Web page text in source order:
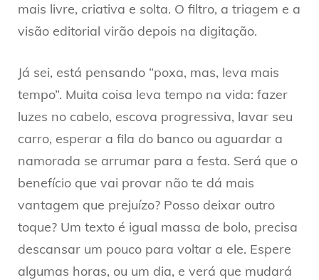
mais livre, criativa e solta. O filtro, a triagem e a
visão editorial virão depois na digitação.
Já sei, está pensando “poxa, mas, leva mais
tempo”. Muita coisa leva tempo na vida: fazer
luzes no cabelo, escova progressiva, lavar seu
carro, esperar a fila do banco ou aguardar a
namorada se arrumar para a festa. Será que o
benefício que vai provar não te dá mais
vantagem que prejuízo? Posso deixar outro
toque? Um texto é igual massa de bolo, precisa
descansar um pouco para voltar a ele. Espere
algumas horas, ou um dia, e verá que mudará